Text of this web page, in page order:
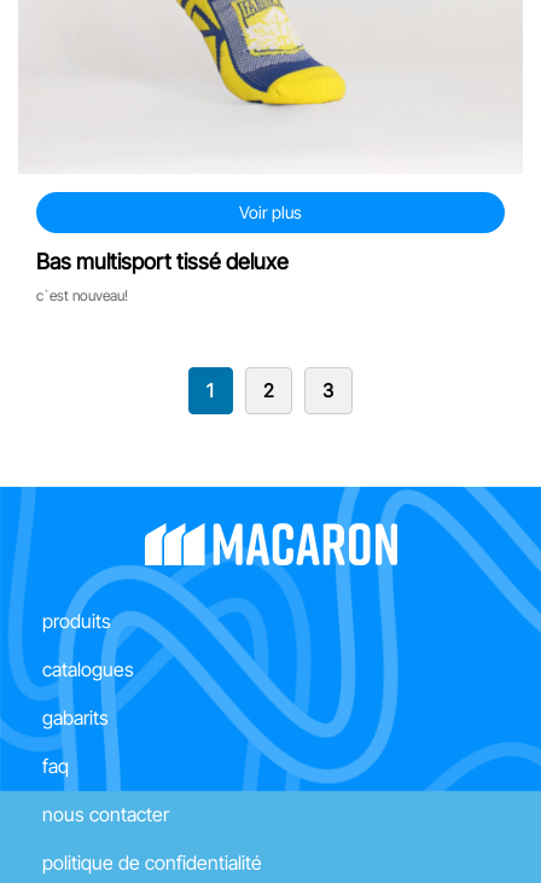
Voir plus
Bas multisport tissé deluxe
c`est nouveau!
1 2 3
produits
catalogues
gabarits
faq
nous contacter
politique de confidentialité